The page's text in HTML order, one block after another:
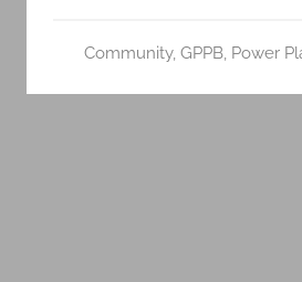
Community, GPPB, Power